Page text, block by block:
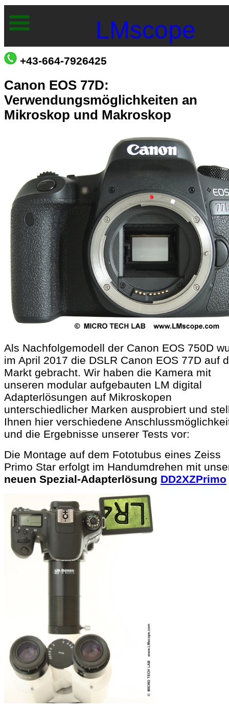
LMscope
+43-664-7926425
Canon EOS 77D:
Verwendungsmöglichkeiten an
Mikroskop und Makroskop
Als Nachfolgemodell der Canon EOS 750D
im April 2017 die DSLR Canon EOS 77D auf
Markt gebracht. Wir haben die Kamera mit
unseren modular aufgebauten LM digital
Adapterlösungen auf Mikroskopen
unterschiedlicher Marken ausprobiert und
Ihnen hier verschiedene
und die Ergebnisse unserer Tests vor:
Die Montage auf dem Fototubus eines Zeiss
Primo Star erfolgt im Handumdrehen mit
neuen Spezial-Adapterlösung DD2XZPrimo